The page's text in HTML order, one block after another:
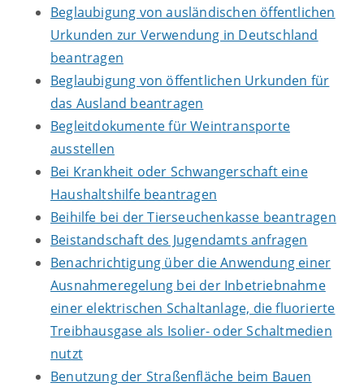
Beglaubigung von ausländischen öffentlichen
Urkunden zur Verwendung in Deutschland
beantragen
Beglaubigung von öffentlichen Urkunden für
das Ausland beantragen
Begleitdokumente für Weintransporte
ausstellen
Bei Krankheit oder Schwangerschaft eine
Haushaltshilfe beantragen
Beihilfe bei der Tierseuchenkasse beantragen
Beistandschaft des Jugendamts anfragen
Benachrichtigung über die Anwendung einer
Ausnahmeregelung bei der Inbetriebnahme
einer elektrischen Schaltanlage, die fluorierte
Treibhausgase als Isolier- oder Schaltmedien
nutzt
Benutzung der Straßenfläche beim Bauen